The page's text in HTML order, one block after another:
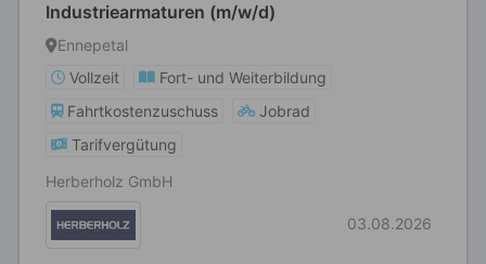
Industriearmaturen (m/w/d)
Ennepetal
Vollzeit
Fort- und Weiterbildung
Fahrtkostenzuschuss
Jobrad
Tarifvergütung
Herberholz GmbH
03.08.2026